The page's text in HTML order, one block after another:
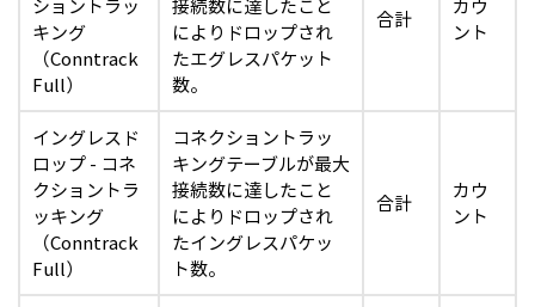
ショントラッ
キング
（Conntrack
Full）
接続数に達したこと
によりドロップされ
たエグレスパケット
数。
合計
カウ
ント
イングレスド
ロップ - コネ
クショントラ
ッキング
（Conntrack
Full）
コネクショントラッ
キングテーブルが最大
接続数に達したこと
によりドロップされ
たイングレスパケッ
ト数。
合計
カウ
ント